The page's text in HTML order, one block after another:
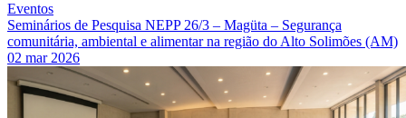
Eventos
Seminários de Pesquisa NEPP 26/3 – Magüta – Segurança
comunitária, ambiental e alimentar na região do Alto Solimões (AM)
02 mar 2026